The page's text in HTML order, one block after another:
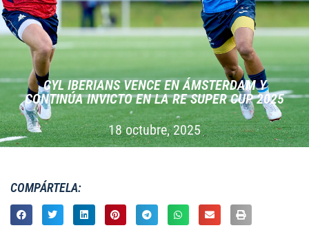
CYL IBERIANS VENCE EN ÁMSTERDAM Y
CONTINÚA INVICTO EN LA RE SUPER CUP 2025
18 octubre, 2025
COMPÁRTELA: